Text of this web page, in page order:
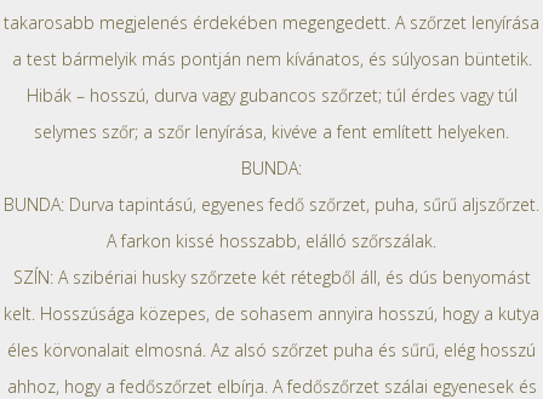
takarosabb megjelenés érdekében megengedett. A szőrzet lenyírása
a test bármelyik más pontján nem kívánatos, és súlyosan büntetik.
Hibák – hosszú, durva vagy gubancos szőrzet; túl érdes vagy túl
selymes szőr; a szőr lenyírása, kivéve a fent említett helyeken.
BUNDA:
BUNDA: Durva tapintású, egyenes fedő szőrzet, puha, sűrű aljszőrzet.
A farkon kissé hosszabb, elálló szőrszálak.
SZÍN: A szibériai husky szőrzete két rétegből áll, és dús benyomást
kelt. Hosszúsága közepes, de sohasem annyira hosszú, hogy a kutya
éles körvonalait elmosná. Az alsó szőrzet puha és sűrű, elég hosszú
ahhoz, hogy a fedőszőrzet elbírja. A fedőszőrzet szálai egyenesek és